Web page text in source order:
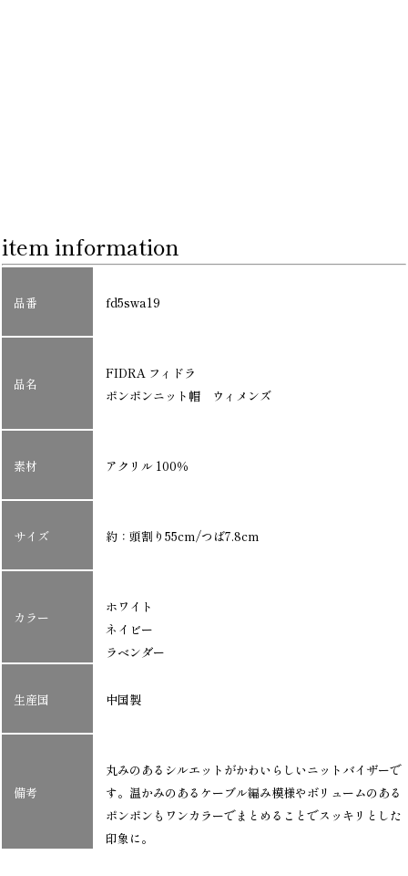
item information
品番 fd5swa19
品名
FIDRA フィドラ
ポンポンニット帽 ウィメンズ
素材 アクリル 100％
サイズ 約：頭割り55cm/つば7.8cm
カラー
ホワイト
ネイビー
ラベンダー
生産国 中国製
備考
丸みのあるシルエットがかわいらしいニットバイザーで
す。温かみのあるケーブル編み模様やボリュームのある
ポンポンもワンカラーでまとめることでスッキリとした
印象に。